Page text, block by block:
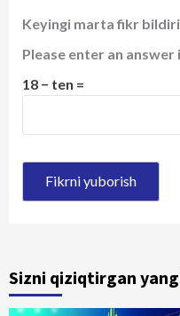
Keyingi marta fikr
Please enter an answer
18 − ten =
Sizni qiziqtirgan